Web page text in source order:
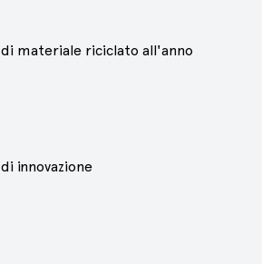
di materiale riciclato all'anno
di innovazione